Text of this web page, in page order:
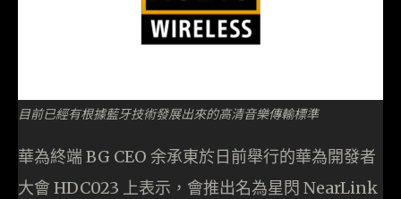
目前已經有根據藍牙技術發展出來的高清音樂傳輸標準
華為終端 BG CEO 余承東於日前舉行的華為開發者
大會 HDC023 上表示，會推出名為星閃 NearLink